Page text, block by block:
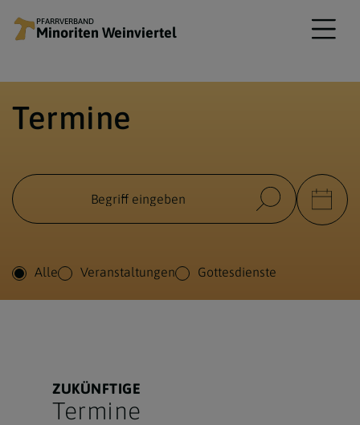
PFARRVERBAND
Minoriten Weinviertel
Termine
Alle Veranstaltungen Gottesdienste
ZUKÜNFTIGE
Termine